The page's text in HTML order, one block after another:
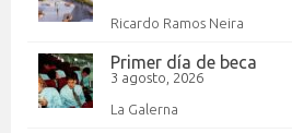
Ricardo Ramos Neira
Primer día de beca
3 agosto, 2026
La Galerna